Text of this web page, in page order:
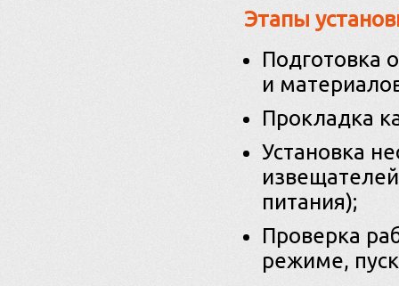
Этапы
Подготовка
и
Прокладка
Установка
питания);
Проверка
режиме,